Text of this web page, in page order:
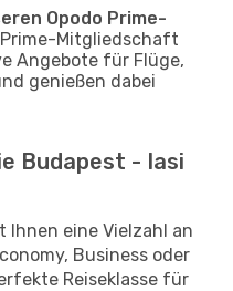
Opodo Prime-
Prime-Mitgliedschaft
Angebote für Flüge,
genießen dabei
Budapest - Iasi
eine Vielzahl an
Business oder
Reiseklasse für